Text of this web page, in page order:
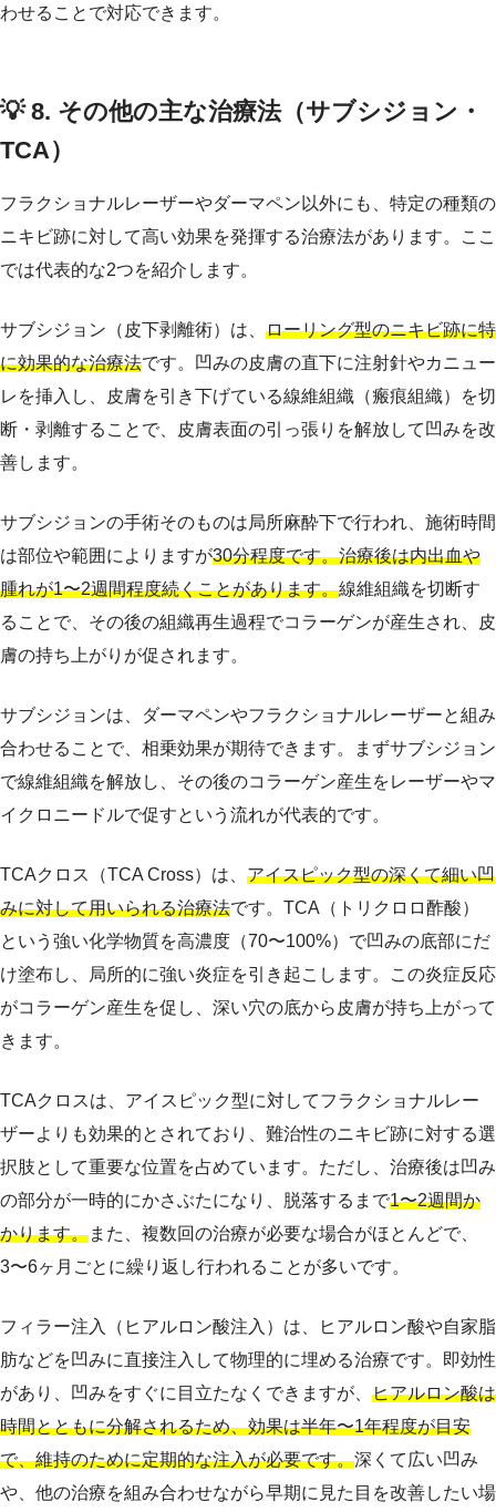
わせることで対応できます。
💡 8. その他の主な治療法（サブシジョン・
TCA）
フラクショナルレーザーやダーマペン以外にも、特定の種類の
ニキビ跡に対して高い効果を発揮する治療法があります。ここ
では代表的な2つを紹介します。
サブシジョン（皮下剥離術）は、 ローリング型のニキビ跡に特
に効果的な治療法です。凹みの皮膚の直下に注射針やカニュー
レを挿入し、皮膚を引き下げている線維組織（瘢痕組織）を切
断・剥離することで、皮膚表面の引っ張りを解放して凹みを改
善します。
サブシジョンの手術そのものは局所麻酔下で行われ、施術時間
は部位や範囲によりますが30分程度です。治療後は内出血や
腫れが1〜2週間程度続くことがあります。線維組織を切断す
ることで、その後の組織再生過程でコラーゲンが産生され、皮
膚の持ち上がりが促されます。
サブシジョンは、ダーマペンやフラクショナルレーザーと組み
合わせることで、相乗効果が期待できます。まずサブシジョン
で線維組織を解放し、その後のコラーゲン産生をレーザーやマ
イクロニードルで促すという流れが代表的です。
TCAクロス（TCA Cross）は、 アイスピック型の深くて細い凹
みに対して用いられる治療法です。TCA（トリクロロ酢酸）
という強い化学物質を高濃度（70〜100%）で凹みの底部にだ
け塗布し、局所的に強い炎症を引き起こします。この炎症反応
がコラーゲン産生を促し、深い穴の底から皮膚が持ち上がって
きます。
TCAクロスは、アイスピック型に対してフラクショナルレー
ザーよりも効果的とされており、難治性のニキビ跡に対する選
択肢として重要な位置を占めています。ただし、治療後は凹み
の部分が一時的にかさぶたになり、脱落するまで1〜2週間か
かります。また、複数回の治療が必要な場合がほとんどで、
3〜6ヶ月ごとに繰り返し行われることが多いです。
フィラー注入（ヒアルロン酸注入）は、ヒアルロン酸や自家脂
肪などを凹みに直接注入して物理的に埋める治療です。即効性
があり、凹みをすぐに目立たなくできますが、 ヒアルロン酸は
時間とともに分解されるため、効果は半年〜1年程度が目安
で、維持のために定期的な注入が必要です。深くて広い凹み
や、他の治療を組み合わせながら早期に見た目を改善したい場